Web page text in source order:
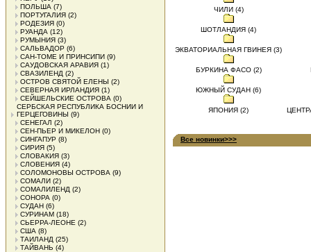
ПОЛЬША (7)
ПОРТУГАЛИЯ (2)
РОДЕЗИЯ (0)
РУАНДА (12)
РУМЫНИЯ (3)
САЛЬВАДОР (6)
САН-ТОМЕ И ПРИНСИПИ (9)
САУДОВСКАЯ АРАВИЯ (1)
СВАЗИЛЕНД (2)
ОСТРОВ СВЯТОЙ ЕЛЕНЫ (2)
СЕВЕРНАЯ ИРЛАНДИЯ (1)
СЕЙШЕЛЬСКИЕ ОСТРОВА (0)
СЕРБСКАЯ РЕСПУБЛИКА БОСНИИ И
ГЕРЦЕГОВИНЫ (9)
СЕНЕГАЛ (2)
СЕН-ПЬЕР И МИКЕЛОН (0)
СИНГАПУР (8)
СИРИЯ (5)
СЛОВАКИЯ (3)
СЛОВЕНИЯ (4)
СОЛОМОНОВЫ ОСТРОВА (9)
СОМАЛИ (2)
СОМАЛИЛЕНД (2)
СОНОРА (0)
СУДАН (6)
СУРИНАМ (18)
СЬЕРРА-ЛЕОНЕ (2)
США (8)
ТАИЛАНД (25)
ТАЙВАНЬ (4)
ЧИЛИ (4)
ШОТЛАНДИЯ (4)
ЭКВАТОРИАЛЬНАЯ ГВИНЕЯ (3)
БУРКИНА ФАСО (2)
ЮЖНЫЙ СУДАН (6)
ЯПОНИЯ (2)
Все новинки>>>